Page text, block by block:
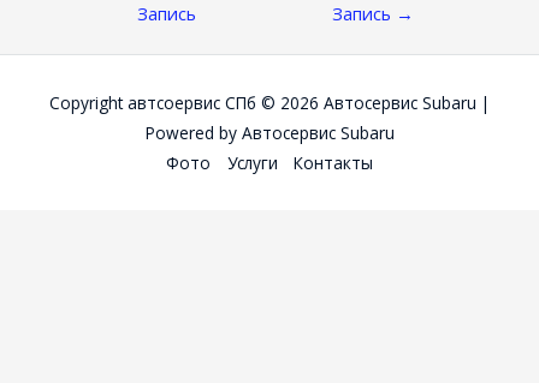
Записям
Запись
Запись →
Copyright автсоервис СПб © 2026 Автосервис Subaru |
Powered by Автосервис Subaru
Фото
Услуги Контакты